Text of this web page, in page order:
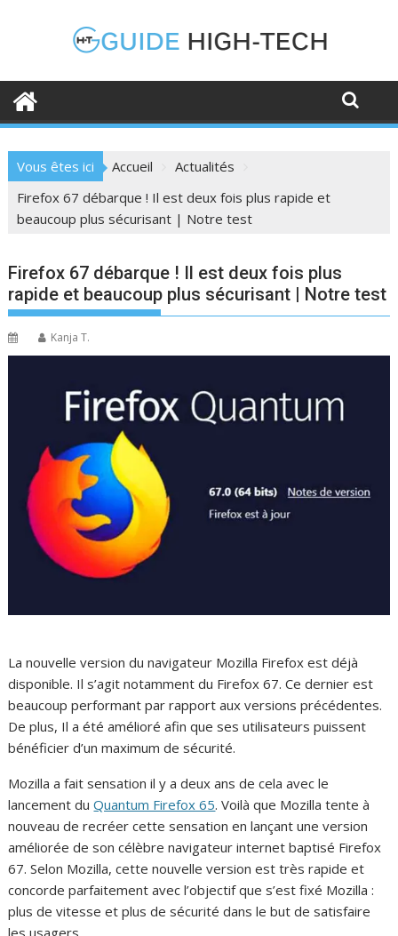
Vous êtes ici Accueil
Actualités
Firefox 67 débarque ! Il est deux fois plus rapide et
beaucoup plus sécurisant | Notre test
Firefox 67 débarque ! Il est deux fois plus
rapide et beaucoup plus sécurisant | Notre test
Kanja T.
La nouvelle version du navigateur Mozilla Firefox est déjà
disponible. Il s’agit notamment du Firefox 67. Ce dernier est
beaucoup performant par rapport aux versions précédentes.
De plus, Il a été amélioré afin que ses utilisateurs puissent
bénéficier d’un maximum de sécurité.
Mozilla a fait sensation il y a deux ans de cela avec le
lancement duQuantum Firefox 65. Voilà que Mozilla tente à
nouveau de recréer cette sensation en lançant une version
améliorée de son célèbre navigateur internet baptisé Firefox
67. Selon Mozilla, cette nouvelle version est très rapide et
concorde parfaitement avec l’objectif que s’est fixé Mozilla :
plus de vitesse et plus de sécurité dans le but de satisfaire
les usagers.